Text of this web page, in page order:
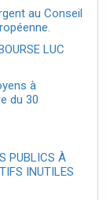
au Conseil
LUC
à
du 30
PUBLICS À
INUTILES